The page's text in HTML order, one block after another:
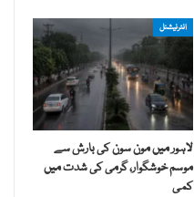
انٹرنیشنل
لاہور میں مون سون کی بارش سے
موسم خوشگوار، گرمی کی شدت میں
کمی